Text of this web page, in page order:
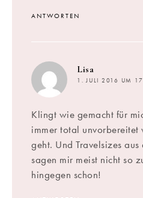
ANTWORTEN
Lisa
1. JULI 2016 UM
Klingt wie gemacht für
immer total unvorbereitet
geht. Und Travelsizes
sagen mir meist nicht so
hingegen schon!